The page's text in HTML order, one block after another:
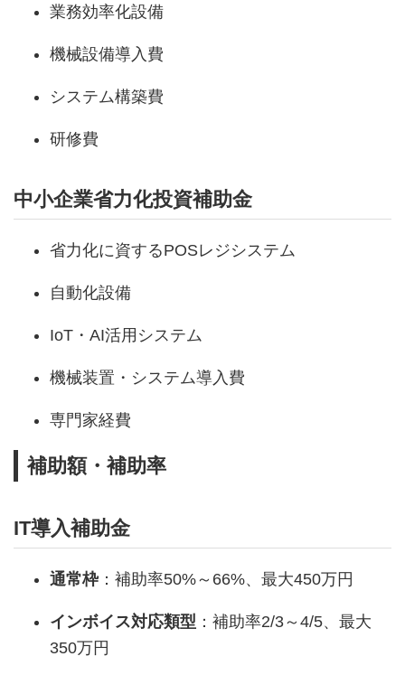
業務効率化設備
機械設備導入費
システム構築費
研修費
中小企業省力化投資補助金
省力化に資するPOSレジシステム
自動化設備
IoT・AI活用システム
機械装置・システム導入費
専門家経費
補助額・補助率
IT導入補助金
通常枠：補助率50%～66%、最大450万円
インボイス対応類型 ：補助率2/3～4/5、最大
350万円